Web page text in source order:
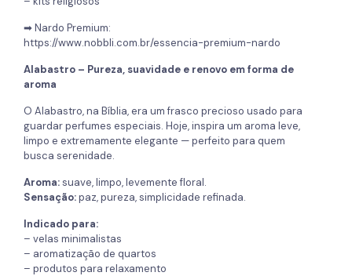
➡ Nardo Premium:
https://www.nobbli.com.br/essencia-premium-nardo
Alabastro – Pureza, suavidade e renovo em forma de
aroma
O Alabastro, na Bíblia, era um frasco precioso usado para
guardar perfumes especiais. Hoje, inspira um aroma leve,
limpo e extremamente elegante — perfeito para quem
busca serenidade.
Aroma:suave, limpo, levemente floral.
Sensação:paz, pureza, simplicidade refinada.
Indicado para:
– velas minimalistas
– aromatização de quartos
– produtos para relaxamento